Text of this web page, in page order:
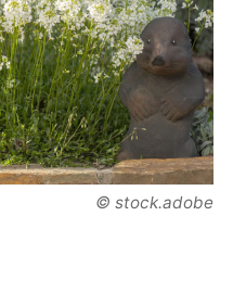
© stock.adobe